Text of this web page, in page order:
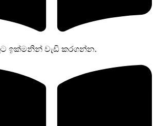
ඉක්මනින් වැඩි කරගන්න.